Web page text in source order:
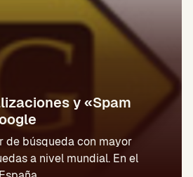
y «Spam
de búsqueda con mayor
a nivel mundial. En el